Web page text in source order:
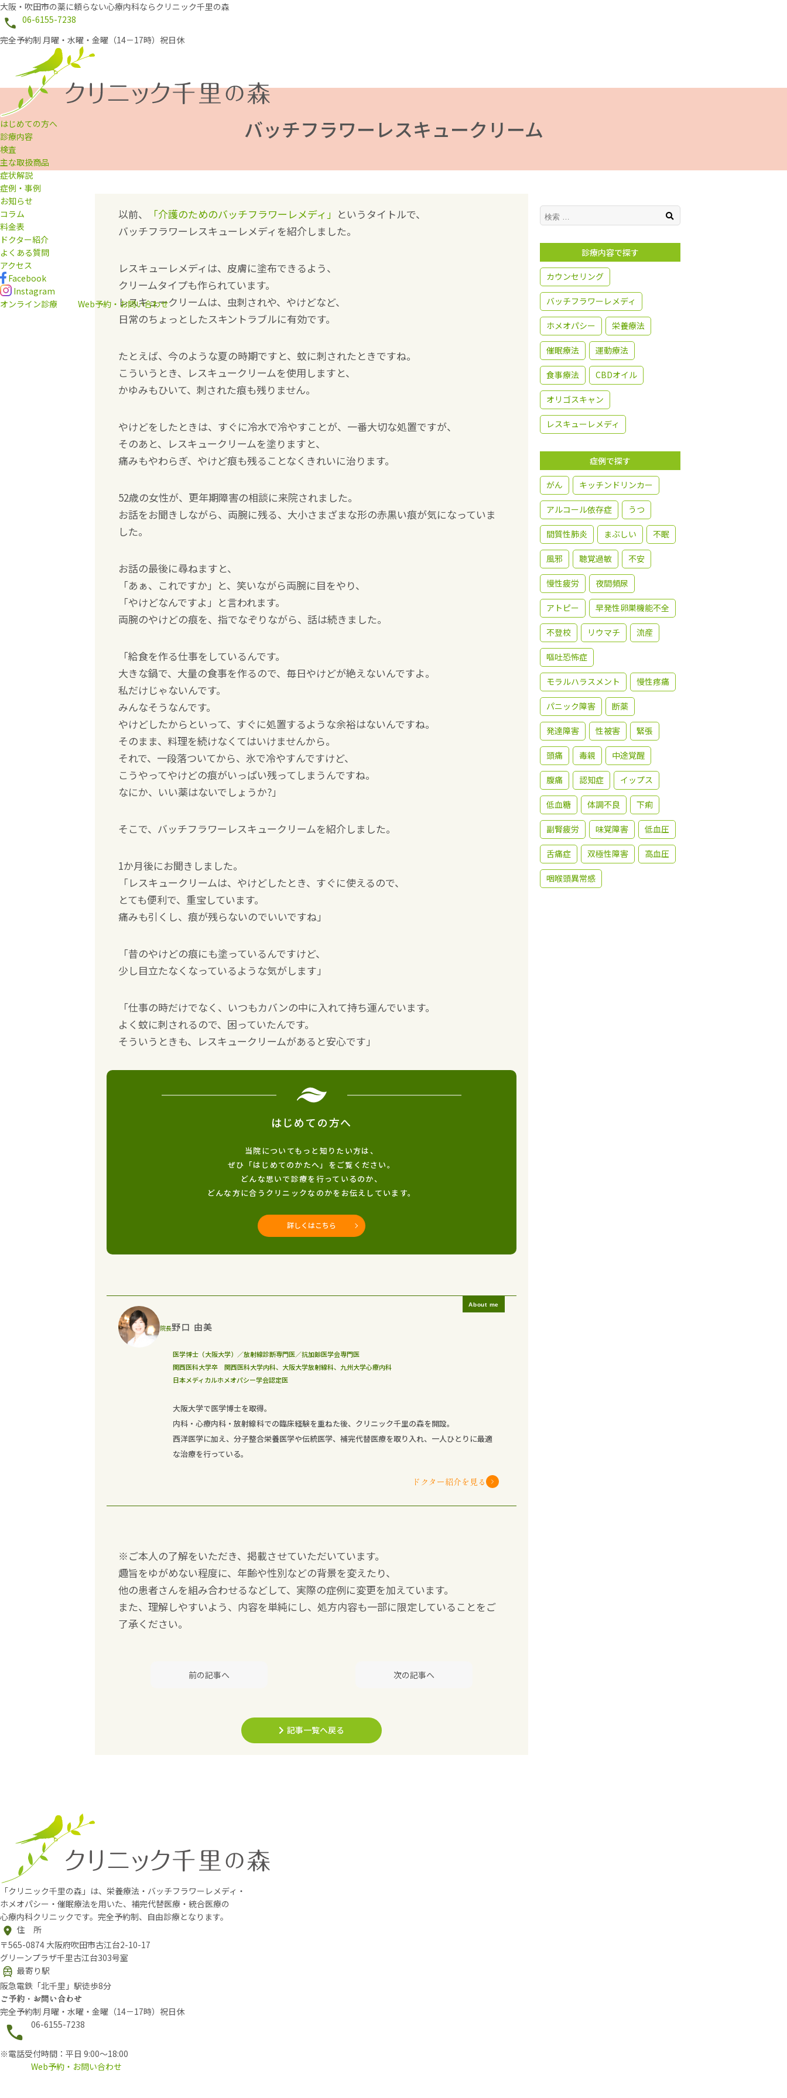
大阪・吹田市の薬に頼らない心療内科ならクリニック千里の森
06-6155-7238
完全予約制 月曜・水曜・金曜（14－17時）祝日休
はじめての方へ
診療内容
検査
主な取扱商品
症状解説
症例・事例
お知らせ
コラム
料金表
ドクター紹介
よくある質問
アクセス
Facebook
Instagram
オンライン診療
Web予約・お問い合わせ
バッチフラワーレスキュークリーム
以前、 「介護のためのバッチフラワーレメディ」 というタイトルで、
バッチフラワーレスキューレメディを紹介しました。
レスキューレメディは、皮膚に塗布できるよう、
クリームタイプも作られています。
レスキュークリームは、虫刺されや、やけどなど、
日常のちょっとしたスキントラブルに有効です。
たとえば、今のような夏の時期ですと、蚊に刺されたときですね。
こういうとき、レスキュークリームを使用しますと、
かゆみもひいて、刺された痕も残りません。
やけどをしたときは、すぐに冷水で冷やすことが、一番大切な処置ですが、
そのあと、レスキュークリームを塗りますと、
痛みもやわらぎ、やけど痕も残ることなくきれいに治ります。
52歳の女性が、更年期障害の相談に来院されました。
お話をお聞きしながら、両腕に残る、大小さまざまな形の赤黒い痕が気になっていま
した。
お話の最後に尋ねますと、
「あぁ、これですか」と、笑いながら両腕に目をやり、
「やけどなんですよ」と言われます。
両腕のやけどの痕を、指でなぞりながら、話は続きました。
「給食を作る仕事をしているんです。
大きな鍋で、大量の食事を作るので、毎日やけどが絶えないんですよ。
私だけじゃないんです。
みんなそうなんです。
やけどしたからといって、すぐに処置するような余裕はないんですね。
そのまま、料理を続けなくてはいけませんから。
それで、一段落ついてから、氷で冷やすんですけど、
こうやってやけどの痕がいっぱい残ってしまうんですね。
なにか、いい薬はないでしょうか?」
そこで、バッチフラワーレスキュークリームを紹介しました。
1か月後にお聞きしました。
「レスキュークリームは、やけどしたとき、すぐに使えるので、
とても便利で、重宝しています。
痛みも引くし、痕が残らないのでいいですね」
「昔のやけどの痕にも塗っているんですけど、
少し目立たなくなっているような気がします」
「仕事の時だけでなく、いつもカバンの中に入れて持ち運んでいます。
よく蚊に刺されるので、困っていたんです。
そういうときも、レスキュークリームがあると安心です」
はじめての方へ
当院についてもっと知りたい方は、
ぜひ「はじめてのかたへ」をご覧ください。
どんな思いで診療を行っているのか、
どんな方に合うクリニックなのかをお伝えしています。
詳しくはこちら
院長野口 由美
医学博士（大阪大学）／放射線診断専門医／抗加齢医学会専門医
関西医科大学卒 関西医科大学内科、大阪大学放射線科、九州大学心療内科
日本メディカルホメオパシー学会認定医
大阪大学で医学博士を取得。
内科・心療内科・放射線科での臨床経験を重ねた後、クリニック千里の森を開設。
西洋医学に加え、分子整合栄養医学や伝統医学、補完代替医療を取り入れ、一人ひとりに最適
な治療を行っている。
ドクター紹介を見る
※ご本人の了解をいただき、掲載させていただいています。
趣旨をゆがめない程度に、年齢や性別などの背景を変えたり、
他の患者さんを組み合わせるなどして、実際の症例に変更を加えています。
また、理解しやすいよう、内容を単純にし、処方内容も一部に限定していることをご
了承ください。
前の記事へ 次の記事へ
記事一覧へ戻る
検索
診療内容で探す
カウンセリング
バッチフラワーレメディ
ホメオパシー 栄養療法
催眠療法 運動療法
食事療法 CBDオイル
オリゴスキャン
レスキューレメディ
症例で探す
がん キッチンドリンカー
アルコール依存症 うつ
間質性肺炎 まぶしい 不眠
風邪 聴覚過敏 不安
慢性疲労 夜間頻尿
アトピー 早発性卵巣機能不全
不登校 リウマチ 流産
嘔吐恐怖症
モラルハラスメント 慢性疼痛
パニック障害 断薬
発達障害 性被害 緊張
頭痛 毒親 中途覚醒
腹痛 認知症 イップス
低血糖 体調不良 下痢
副腎疲労 味覚障害 低血圧
舌痛症 双極性障害 高血圧
咽喉頭異常感
「クリニック千里の森」は、栄養療法・バッチフラワーレメディ・
ホメオパシー・催眠療法を用いた、補完代替医療・統合医療の
心療内科クリニックです。完全予約制、自由診療となります。
住 所
〒565-0874 大阪府吹田市古江台2-10-17
グリーンプラザ千里古江台303号室
最寄り駅
阪急電鉄「北千里」駅徒歩8分
ご予約・お問い合わせ
完全予約制 月曜・水曜・金曜（14－17時）祝日休
06-6155-7238
※電話受付時間：平日 9:00〜18:00
Web予約・お問い合わせ